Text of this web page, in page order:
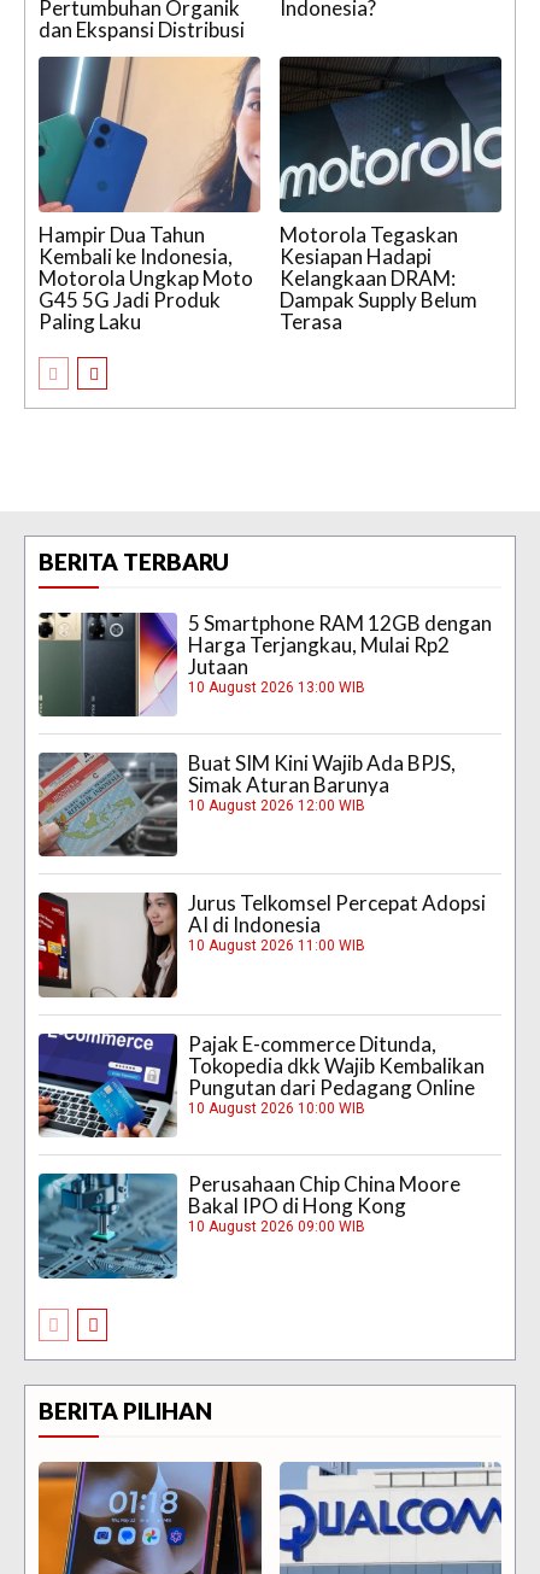
Pertumbuhan Organik
dan Ekspansi Distribusi
Indonesia?
Hampir Dua Tahun
Kembali ke Indonesia,
Motorola Ungkap Moto
G45 5G Jadi Produk
Paling Laku
Motorola Tegaskan
Kesiapan Hadapi
Kelangkaan DRAM:
Dampak Supply Belum
Terasa
BERITA TERBARU
5 Smartphone RAM 12GB dengan
Harga Terjangkau, Mulai Rp2
Jutaan
10 August 2026 13:00 WIB
Buat SIM Kini Wajib Ada BPJS,
Simak Aturan Barunya
10 August 2026 12:00 WIB
Jurus Telkomsel Percepat Adopsi
AI di Indonesia
10 August 2026 11:00 WIB
Pajak E-commerce Ditunda,
Tokopedia dkk Wajib Kembalikan
Pungutan dari Pedagang Online
10 August 2026 10:00 WIB
Perusahaan Chip China Moore
Bakal IPO di Hong Kong
10 August 2026 09:00 WIB
BERITA PILIHAN